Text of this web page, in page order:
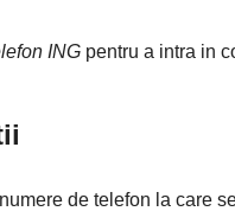
ING pentru a intra in
de telefon la care